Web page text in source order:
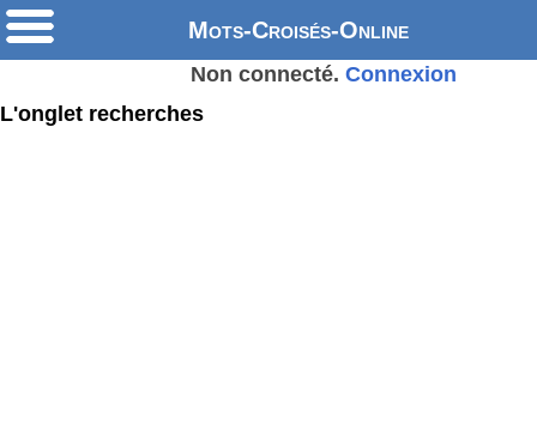
Mots-Croisés-Online
Non connecté. Connexion
L'onglet recherches